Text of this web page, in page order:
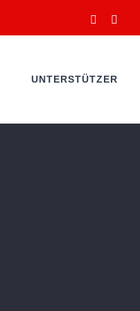
Facebook
UNTERSTÜTZER